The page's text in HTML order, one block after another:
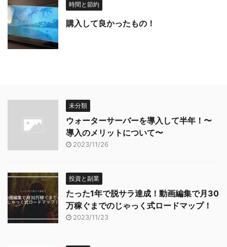
時間と節約
購入して良かったもの！
未分類
ウォーターサーバーを導入して半年！〜
導入のメリットについて〜
2023/11/26
投資と副業
たった1年で脱サラ達成！動画編集で月30
万稼ぐまでのじゃっく式ロードマップ！
2023/11/23